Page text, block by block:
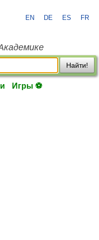
EN DE ES FR
Найти!
Игры ⚽